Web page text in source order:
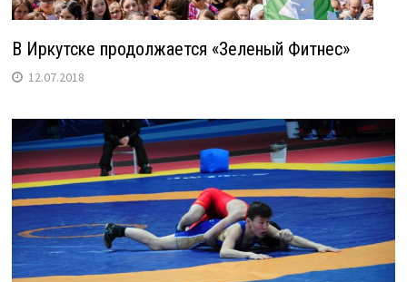
В Иркутске продолжается «Зеленый Фитнес»
12.07.2018